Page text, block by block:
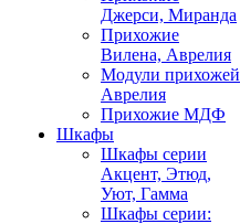
Джерси, Миранда
Прихожие
Вилена, Аврелия
Модули прихожей
Аврелия
Прихожие МДФ
Шкафы
Шкафы серии
Акцент, Этюд,
Уют, Гамма
Шкафы серии: